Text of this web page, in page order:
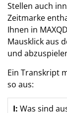
Stellen auch
Zeitmarke
Ihnen in
Mausklick aus
und
Ein Transkript
so aus:
I: Was sind